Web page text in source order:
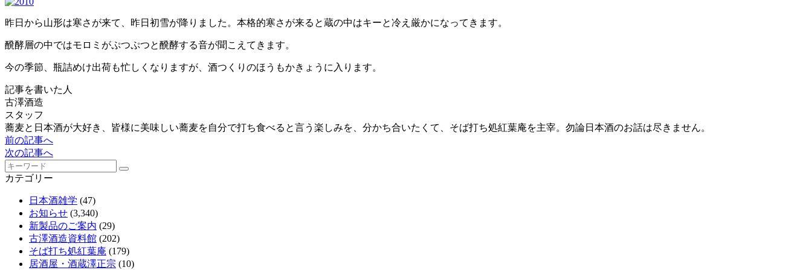
昨日から山形は寒さが来て、昨日初雪が降りました。本格的寒さが来ると蔵の中はキーと冷え厳かになってきます。
醗酵層の中ではモロミがぷつぷつと醗酵する音が聞こえてきます。
今の季節、瓶詰めけ出荷も忙しくなりますが、酒つくりのほうもかきょうに入ります。
記事を書いた人
古澤酒造
スタッフ
蕎麦と日本酒が大好き、皆様に美味しい蕎麦を自分で打ち食べると言う楽しみを、分かち合いたくて、そば打ち処紅葉庵を主宰。勿論日本酒のお話は尽きません。
前の記事へ
次の記事へ
カテゴリー
日本酒雑学 (47)
お知らせ (3,340)
新製品のご案内 (29)
古澤酒造資料館 (202)
そば打ち処紅葉庵 (179)
居酒屋・酒蔵澤正宗 (10)